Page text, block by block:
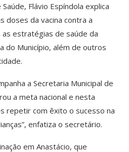
Flávio Espíndola explica
doses da vacina contra a
estratégias de saúde da
do Município, além de outros
a Secretaria Municipal de
a meta nacional e nesta
repetir com êxito o sucesso na
enfatiza o secretário.
em Anastácio, que